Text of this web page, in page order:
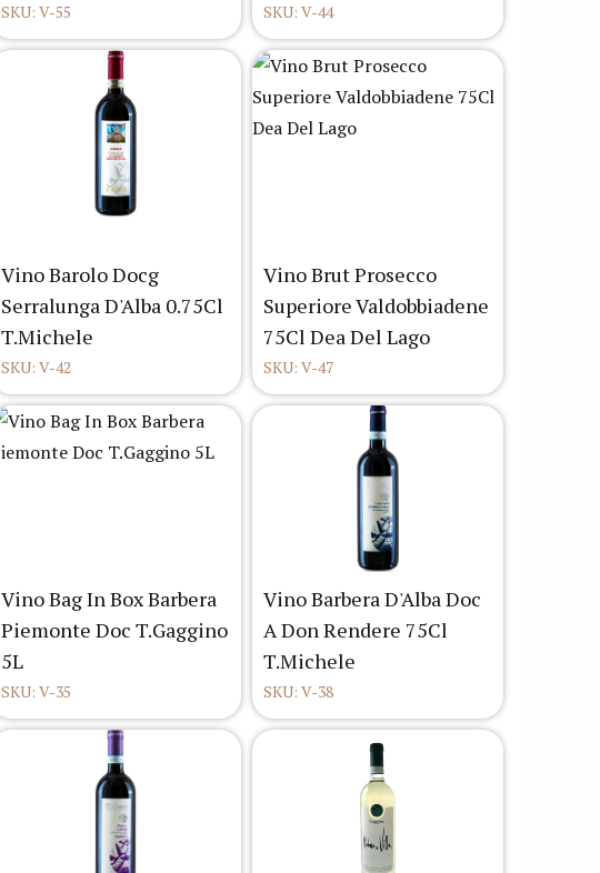
SKU: V-55 SKU: V-44
Vino Barolo Docg
Serralunga D'Alba 0.75Cl
T.Michele
SKU: V-42
Vino Brut Prosecco
Superiore Valdobbiadene
75Cl Dea Del Lago
SKU: V-47
Vino Bag In Box Barbera
Piemonte Doc T.Gaggino
5L
SKU: V-35
Vino Barbera D'Alba Doc
A Don Rendere 75Cl
T.Michele
SKU: V-38